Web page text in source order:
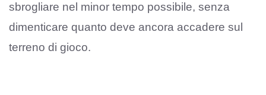
sbrogliare nel minor tempo possibile, senza
dimenticare quanto deve ancora accadere sul
terreno di gioco.